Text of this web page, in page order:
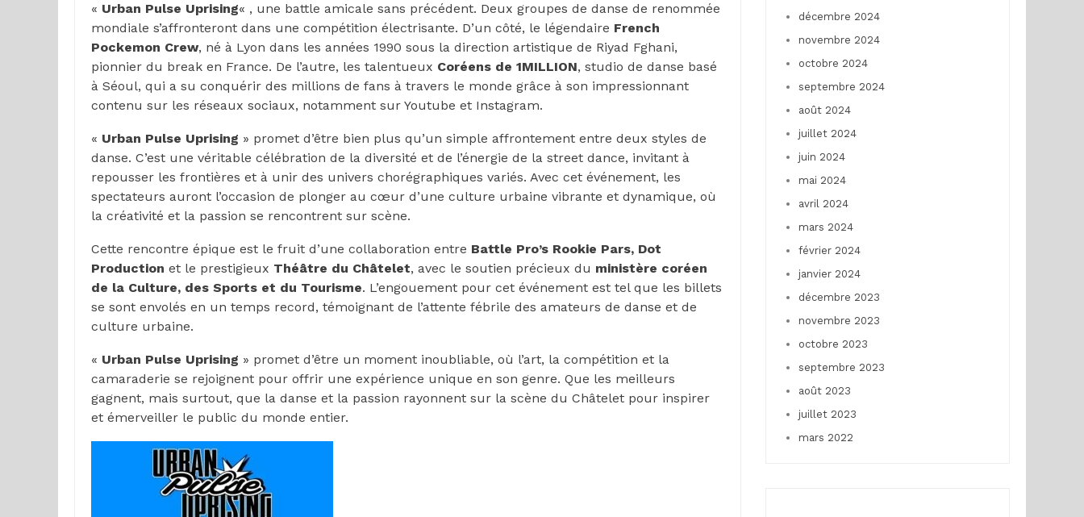
« Urban Pulse Uprising« , une battle amicale sans précédent. Deux groupes de danse de renommée
mondiale s’affronteront dans une compétition électrisante. D’un côté, le légendaire French
Pockemon Crew, né à Lyon dans les années 1990 sous la direction artistique de Riyad Fghani,
pionnier du break en France. De l’autre, les talentueux Coréens de 1MILLION, studio de danse basé
à Séoul, qui a su conquérir des millions de fans à travers le monde grâce à son impressionnant
contenu sur les réseaux sociaux, notamment sur Youtube et Instagram.
« Urban Pulse Uprising » promet d’être bien plus qu’un simple affrontement entre deux styles de
danse. C’est une véritable célébration de la diversité et de l’énergie de la street dance, invitant à
repousser les frontières et à unir des univers chorégraphiques variés. Avec cet événement, les
spectateurs auront l’occasion de plonger au cœur d’une culture urbaine vibrante et dynamique, où
la créativité et la passion se rencontrent sur scène.
Cette rencontre épique est le fruit d’une collaboration entre Battle Pro’s Rookie Pars, Dot
Production et le prestigieux Théâtre du Châtelet, avec le soutien précieux du ministère coréen
de la Culture, des Sports et du Tourisme. L’engouement pour cet événement est tel que les billets
se sont envolés en un temps record, témoignant de l’attente fébrile des amateurs de danse et de
culture urbaine.
« Urban Pulse Uprising » promet d’être un moment inoubliable, où l’art, la compétition et la
camaraderie se rejoignent pour offrir une expérience unique en son genre. Que les meilleurs
gagnent, mais surtout, que la danse et la passion rayonnent sur la scène du Châtelet pour inspirer
et émerveiller le public du monde entier.
décembre 2024
novembre 2024
octobre 2024
septembre 2024
août 2024
juillet 2024
juin 2024
mai 2024
avril 2024
mars 2024
février 2024
janvier 2024
décembre 2023
novembre 2023
octobre 2023
septembre 2023
août 2023
juillet 2023
mars 2022